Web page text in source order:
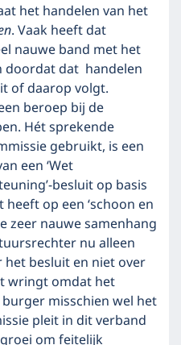
het handelen van het
. Vaak heeft dat
nauwe band met het
doordat dat handelen
of daarop volgt.
beroep bij de
Hét sprekende
gebruikt, is een
een ‘Wet
besluit op basis
op een ‘schoon en
zeer nauwe samenhang
nu alleen
besluit en niet over
wringt omdat het
misschien wel het
pleit in dit verband
om feitelijk